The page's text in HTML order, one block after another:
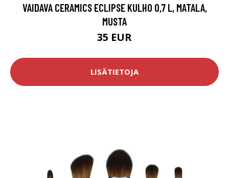
VAIDAVA CERAMICS ECLIPSE KULHO 0,7 L, MATALA,
MUSTA
35 EUR
LISÄTIETOJA